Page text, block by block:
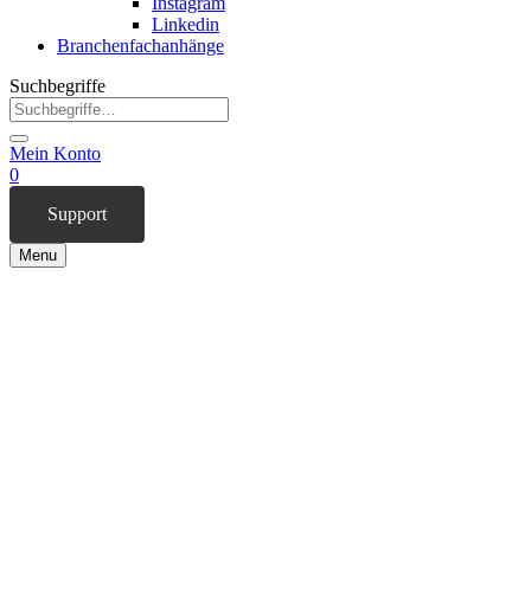
Linkedin
Branchenfachanhänge
Suchbegriffe
Mein Konto
0
Support
Menu